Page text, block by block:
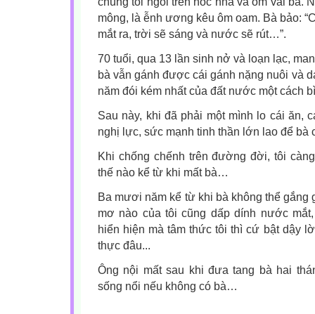
mông, là ễnh ương kêu ôm oam. Bà bảo:
mắt ra, trời sẽ sáng và nước sẽ rút…”.
70 tuổi, qua 13 lần sinh nở và loạn lạc,
bà vẫn gánh được cái gánh nặng nuôi và
năm đói kém nhất của đất nước một cách
Sau này, khi đã phải một mình lo cái ăn,
nghị lực, sức mạnh tinh thần lớn lao để bà
Khi chống chếnh trên đường đời, tôi
thế nào kể từ khi mất bà…
Ba mươi năm kể từ khi bà không thể gắng
mơ nào của tôi cũng dấp dính nước
hiển hiện mà tâm thức tôi thì cứ bật dậy
thực đâu...
Ông nội mất sau khi đưa tang bà hai
sống nổi nếu không có bà…